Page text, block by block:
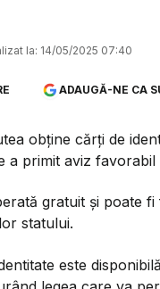
la: 14/05/2025 07:40
ADAUGĂ-NE CA
obține cărți de
a primit aviz
gratuit și poate
statului.
este